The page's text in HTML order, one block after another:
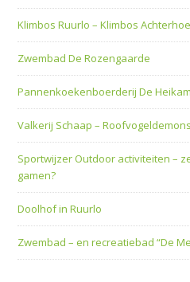
Klimbos Ruurlo – Klimbos
Zwembad De Rozengaarde
Pannenkoekenboerderij De
Valkerij Schaap –
Sportwijzer Outdoor activiteiten –
gamen?
Doolhof in Ruurlo
Zwembad – en recreatiebad “De